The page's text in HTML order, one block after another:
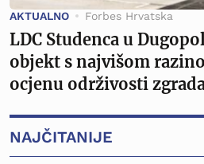
AKTUALNO Forbes Hrvatska
LDC Studenca u
objekt s najvišom
ocjenu održivosti
NAJČITANIJE